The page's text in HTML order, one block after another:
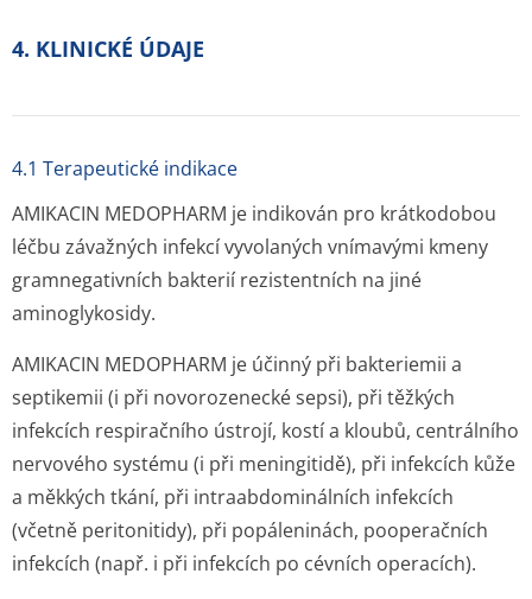
4. KLINICKÉ ÚDAJE
4.1 Terapeutické indikace
AMIKACIN MEDOPHARM je indikován pro krátkodobou
léčbu závažných infekcí vyvolaných vnímavými kmeny
gramnegativních bakterií rezistentních na jiné
aminoglykosidy.
AMIKACIN MEDOPHARM je účinný při bakteriemii a
septikemii (i při novorozenecké sepsi), při těžkých
infekcích respiračního ústrojí, kostí a kloubů, centrálního
nervového systému (i při meningitidě), při infekcích kůže
a měkkých tkání, při intraabdominálních infekcích
(včetně peritonitidy), při popáleninách, pooperačních
infekcích (např. i při infekcích po cévních operacích).